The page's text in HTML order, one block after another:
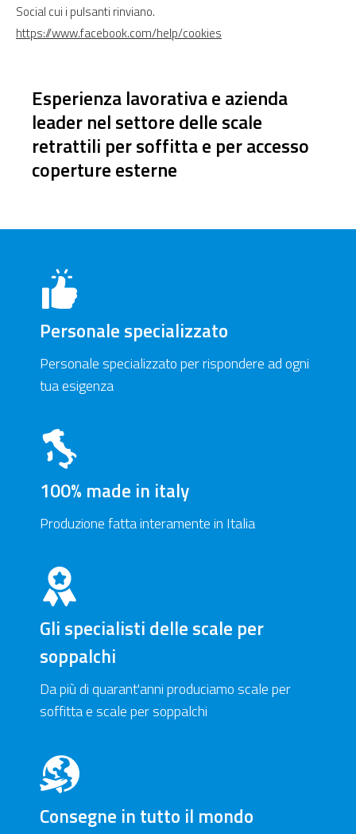
Social cui i pulsanti rinviano.
https://www.facebook.com/help/cookies
Esperienza lavorativa e azienda
leader nel settore delle scale
retrattili per soffitta e per accesso
coperture esterne
Personale specializzato
Personale specializzato per rispondere ad ogni
tua esigenza
100% made in italy
Produzione fatta interamente in Italia
Gli specialisti delle scale per
soppalchi
Da più di quarant'anni produciamo scale per
soffitta e scale per soppalchi
Consegne in tutto il mondo